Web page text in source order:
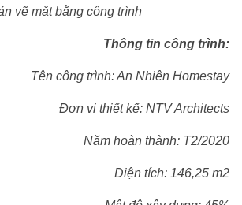
vẽ mặt bằng công trình
Thông tin công trình:
Tên công trình: An Nhiên Homestay
Đơn vị thiết kế: NTV Architects
Năm hoàn thành: T2/2020
Diện tích: 146,25 m2